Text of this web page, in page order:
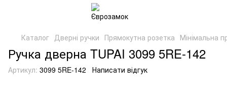
Каталог Дверні ручки Прямокутна розетка Мінімальна
Ручка дверна TUPAI 3099 5RE-142
Артикул: 3099 5RE-142 Написати відгук